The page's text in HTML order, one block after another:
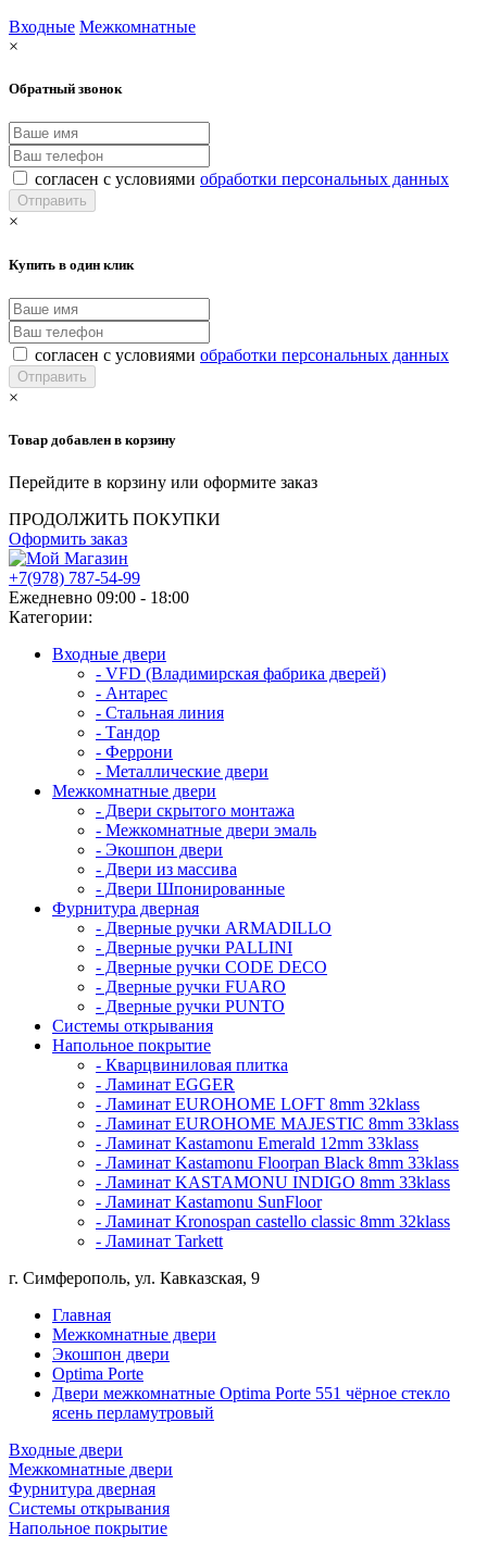
Входные Межкомнатные
×
Обратный звонок
согласен с условиями обработки персональных данных
×
Купить в один клик
согласен с условиями обработки персональных данных
×
Товар добавлен в корзину
Перейдите в корзину или оформите заказ
ПРОДОЛЖИТЬ ПОКУПКИ
Оформить заказ
+7(978) 787-54-99
Ежедневно 09:00 - 18:00
Категории:
Входные двери
- VFD (Владимирская фабрика дверей)
- Антарес
- Стальная линия
- Тандор
- Феррони
- Металлические двери
Межкомнатные двери
- Двери скрытого монтажа
- Межкомнатные двери эмаль
- Экошпон двери
- Двери из массива
- Двери Шпонированные
Фурнитура дверная
- Дверные ручки ARMADILLO
- Дверные ручки PALLINI
- Дверные ручки CODE DECO
- Дверные ручки FUARO
- Дверные ручки PUNTO
Системы открывания
Напольное покрытие
- Кварцвиниловая плитка
- Ламинат EGGER
- Ламинат EUROHOME LOFT 8mm 32klass
- Ламинат EUROHOME MAJESTIC 8mm 33klass
- Ламинат Kastamonu Emerald 12mm 33klass
- Ламинат Kastamonu Floorpan Black 8mm 33klass
- Ламинат KASTAMONU INDIGO 8mm 33klass
- Ламинат Kastamonu SunFloor
- Ламинат Kronospan castello classic 8mm 32klass
- Ламинат Tarkett
г. Симферополь, ул. Кавказская, 9
Главная
Межкомнатные двери
Экошпон двери
Optima Porte
Двери межкомнатные Optima Porte 551 чёрное стекло
ясень перламутровый
Входные двери
Межкомнатные двери
Фурнитура дверная
Системы открывания
Напольное покрытие